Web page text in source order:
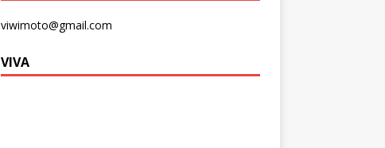
viwimoto@gmail.com
VIVA